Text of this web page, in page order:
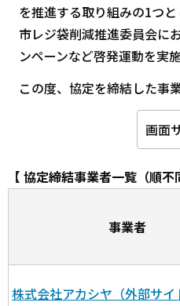
を推進する取り組みの1つ
市レジ袋削減推進委員会に
ンペーンなど啓発運動を実
この度、協定を締結した事
画面
【 協定締結事業者一覧（順不
事業者
株式会社アカシヤ（外部サイ